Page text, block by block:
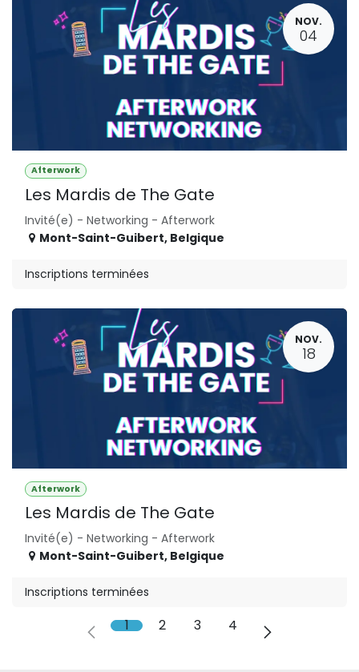
NOV.
04
Afterwork
Les Mardis de The Gate
Invité(e) - Networking - Afterwork
Mont-Saint-Guibert, Belgique
Inscriptions terminées
NOV.
18
Afterwork
Les Mardis de The Gate
Invité(e) - Networking - Afterwork
Mont-Saint-Guibert, Belgique
Inscriptions terminées
1 2 3 4